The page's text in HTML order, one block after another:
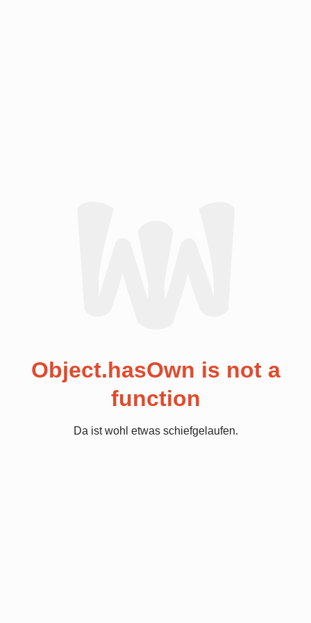
Object.hasOwn is not a
function
Da ist wohl etwas schiefgelaufen.